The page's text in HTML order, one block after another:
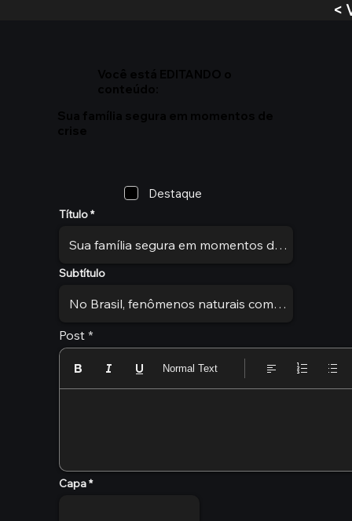
Destaque
Título
Subtítulo
Post
Normal Text
Capa
<